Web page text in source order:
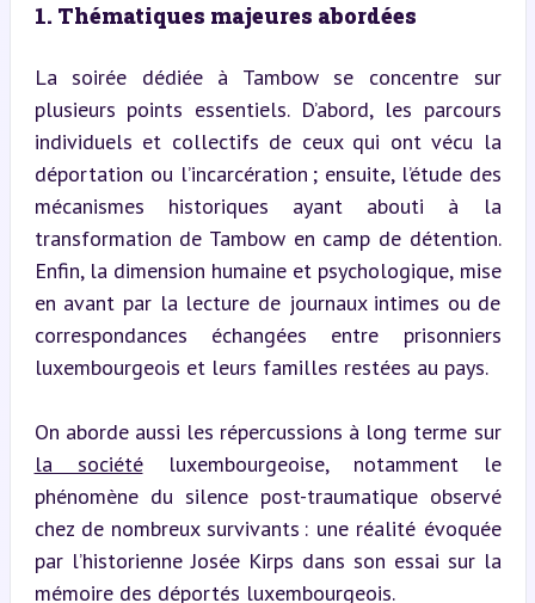
1. Thématiques majeures abordées
La soirée dédiée à Tambow se concentre sur
plusieurs points essentiels. D’abord, les parcours
individuels et collectifs de ceux qui ont vécu la
déportation ou l’incarcération ; ensuite, l’étude des
mécanismes historiques ayant abouti à la
transformation de Tambow en camp de détention.
Enfin, la dimension humaine et psychologique, mise
en avant par la lecture de journaux intimes ou de
correspondances échangées entre prisonniers
luxembourgeois et leurs familles restées au pays.
On aborde aussi les répercussions à long terme sur
la société luxembourgeoise, notamment le
phénomène du silence post-traumatique observé
chez de nombreux survivants : une réalité évoquée
par l’historienne Josée Kirps dans son essai sur la
mémoire des déportés luxembourgeois.